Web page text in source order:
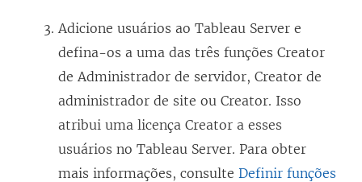
Adicione usuários ao Tableau Server e
defina-os a uma das três funções Creator
de Administrador de servidor, Creator de
administrador de site ou Creator. Isso
atribui uma licença Creator a esses
usuários no Tableau Server. Para obter
mais informações, consulte Definir funções